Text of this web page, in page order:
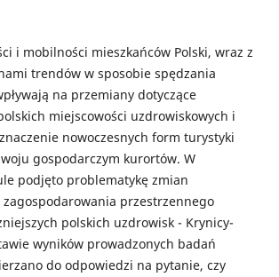
i mobilności mieszkańców Polski, wraz z
trendów w sposobie spędzania
na przemiany dotyczące
miejscowości uzdrowiskowych i
nowoczesnych form turystyki
gospodarczym kurortów. W
podjęto problematykę zmian
przestrzennego
polskich uzdrowisk - Krynicy-
wyników prowadzonych badań
do odpowiedzi na pytanie, czy